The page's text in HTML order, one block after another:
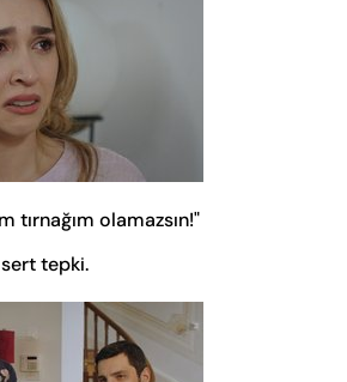
tırnağım olamazsın!"
tepki.